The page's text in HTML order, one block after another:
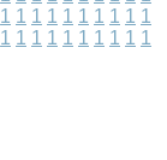
1 1 1 1 1 1 1 1 1 1
1 1 1 1 1 1 1 1 1 1